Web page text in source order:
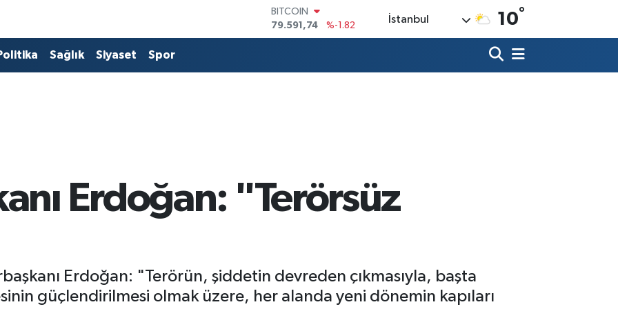
DOLAR
45,43620
%0.02
EURO
İstanbul 10°
Sağlık Siyaset Spor
Erdoğan: "Terörsüz
Erdoğan: "Terörün, şiddetin devreden çıkmasıyla, başta
güçlendirilmesi olmak üzere, her alanda yeni dönemin kapıları